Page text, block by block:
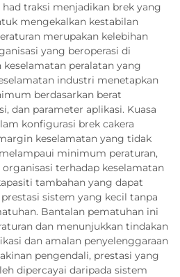
traksi menjadikan brek yang
mengekalkan kestabilan
merupakan kelebihan
yang beroperasi di
peralatan yang
industri menetapkan
berdasarkan berat
dan parameter aplikasi. Kuasa
konfigurasi brek cakera
keselamatan yang tidak
minimum peraturan,
terhadap keselamatan
tambahan yang dapat
sistem yang kecil tanpa
Bantalan pematuhan ini
dan menunjukkan tindakan
dan amalan penyelenggaraan
pengendali, prestasi yang
dipercayai daripada sistem